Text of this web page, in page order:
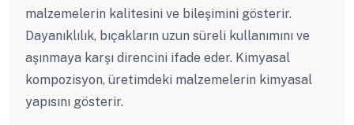
malzemelerin kalitesini ve bileşimini gösterir.
Dayanıklılık, bıçakların uzun süreli kullanımını ve
aşınmaya karşı direncini ifade eder. Kimyasal
kompozisyon, üretimdeki malzemelerin kimyasal
yapısını gösterir.